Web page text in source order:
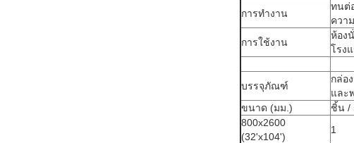
การทำงาน
ทนต่
ควา
การใช้งาน
ห้อง
โรง
บรรจุภัณฑ์
กล่อ
และ
ขนาด (มม.)
ชิ้น /
800x2600
(32'x104')
1